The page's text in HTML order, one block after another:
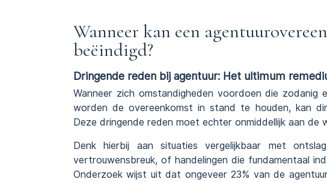
Wanneer kan een
beëindigd?
Dringende reden bij agentuur: Het ultimum
Wanneer zich omstandigheden voordoen die zodanig
worden de overeenkomst in stand te houden, kan
Deze dringende reden moet echter onmiddellijk aan de
Denk hierbij aan situaties vergelijkbaar met
vertrouwensbreuk, of handelingen die fundamentaal
Onderzoek wijst uit dat ongeveer 23% van de